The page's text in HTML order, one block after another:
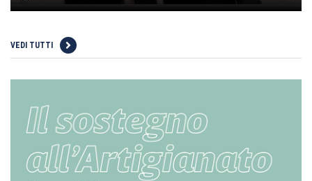
VEDI TUTTI